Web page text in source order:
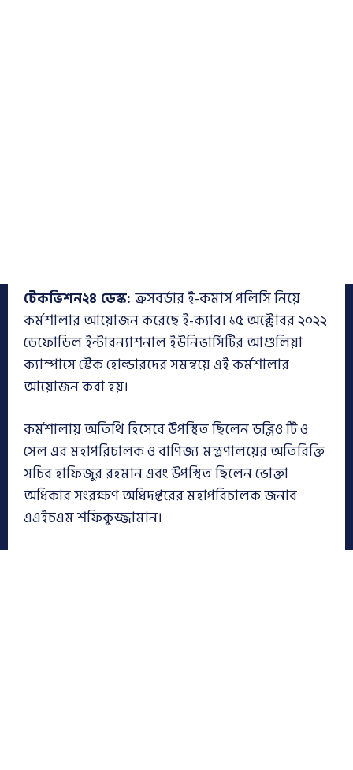
টেকভিশন২৪ ডেস্ক: ক্রসবর্ডার ই-কমার্স পলিসি নিয়ে
কর্মশালার আয়োজন করেছে ই-ক্যাব। ১৫ অক্টোবর ২০২২
ডেফোডিল ইন্টারন্যাশনাল ইউনিভার্সিটির আশুলিয়া
ক্যাম্পাসে স্টেক হোল্ডারদের সমন্বয়ে এই কর্মশালার
আয়োজন করা হয়।
কর্মশালায় অতিথি হিসেবে উপস্থিত ছিলেন ডব্লিও টি ও
সেল এর মহাপরিচালক ও বাণিজ্য মন্ত্রণালয়ের অতিরিক্তি
সচিব হাফিজুর রহমান এবং উপস্থিত ছিলেন ভোক্তা
অধিকার সংরক্ষণ অধিদপ্তরের মহাপরিচালক জনাব
এএইচএম শফিকুজ্জামান।